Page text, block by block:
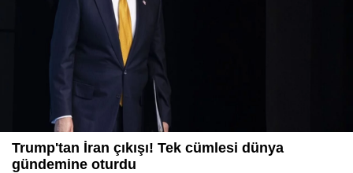
Trump'tan İran çıkışı! Tek cümlesi dünya
gündemine oturdu